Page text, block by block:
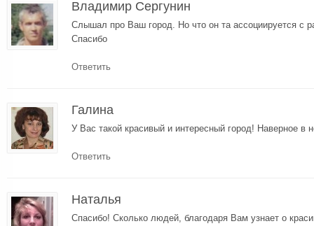
Владимир Сергунин
Слышал про Ваш город. Но что он та ассоциируется с
Спасибо
Ответить
Галина
У Вас такой красивый и интересный город! Наверное в
Ответить
Наталья
Спасибо! Сколько людей, благодаря Вам узнает о